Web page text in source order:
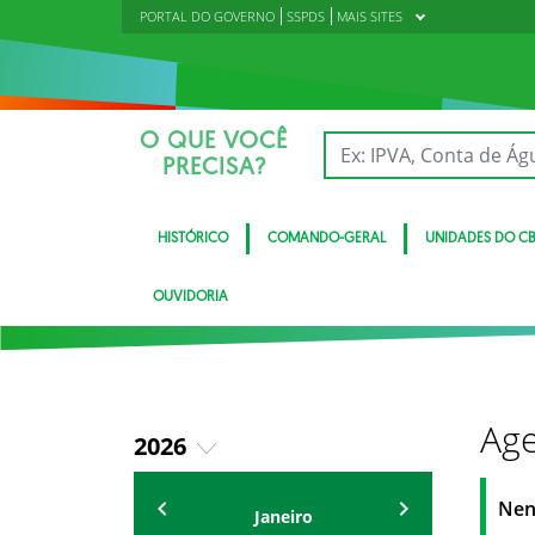
PORTAL DO GOVERNO SSPDS MAIS SITES
O QUE VOCÊ
PRECISA?
HISTÓRICO COMANDO-GERAL UNIDADES DO
OUVIDORIA
2026
2018
Janeiro